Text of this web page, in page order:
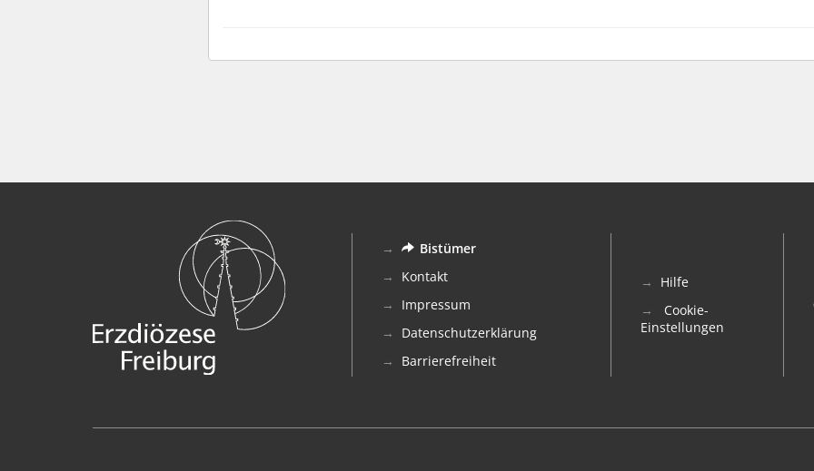
Bistümer
Kontakt
Impressum
Datenschutzerklärung
Barrierefreiheit
Hilfe
Cookie-
Einstellungen